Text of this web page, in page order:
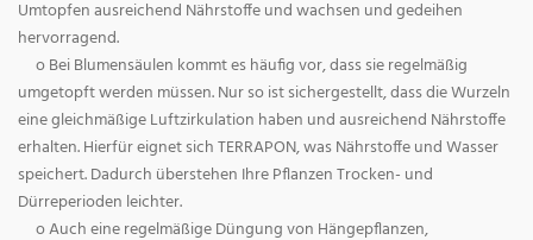
Umtopfen ausreichend Nährstoffe und wachsen und gedeihen
hervorragend.
o Bei Blumensäulen kommt es häufig vor, dass sie regelmäßig
umgetopft werden müssen. Nur so ist sichergestellt, dass die Wurzeln
eine gleichmäßige Luftzirkulation haben und ausreichend Nährstoffe
erhalten. Hierfür eignet sich TERRAPON, was Nährstoffe und Wasser
speichert. Dadurch überstehen Ihre Pflanzen Trocken- und
Dürreperioden leichter.
o Auch eine regelmäßige Düngung von Hängepflanzen,